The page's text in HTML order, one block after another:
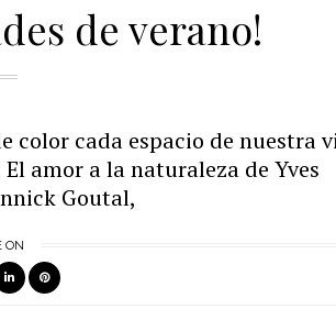
de verano!
color cada espacio de nuestra
amor a la naturaleza de Yves
Goutal,
ON